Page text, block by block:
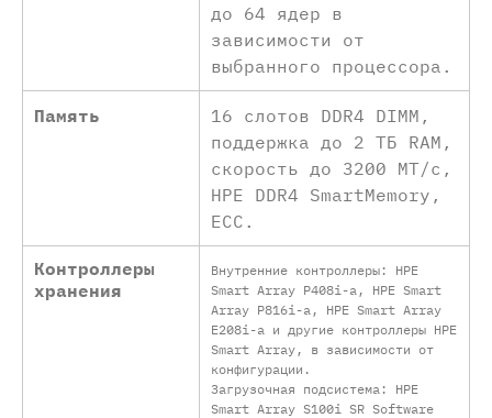
до 64 ядер в
зависимости от
выбранного процессора.
Память
16 слотов DDR4 DIMM,
поддержка до 2 ТБ RAM,
скорость до 3200 MT/с,
HPE DDR4 SmartMemory,
ECC.
Контроллеры
хранения
Внутренние контроллеры: HPE
Smart Array P408i-a, HPE Smart
Array P816i-a, HPE Smart Array
E208i-a и другие контроллеры HPE
Smart Array, в зависимости от
конфигурации.
Загрузочная подсистема: HPE
Smart Array S100i SR Software